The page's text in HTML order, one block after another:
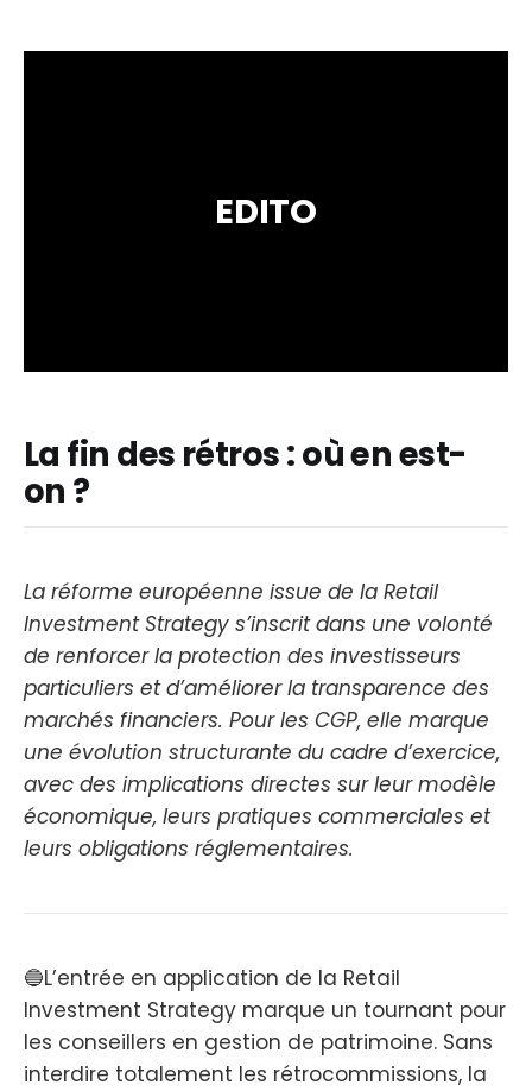
EDITO
La fin des rétros : où en est-
on ?
La réforme européenne issue de la Retail
Investment Strategy s’inscrit dans une volonté
de renforcer la protection des investisseurs
particuliers et d’améliorer la transparence des
marchés financiers. Pour les CGP, elle marque
une évolution structurante du cadre d’exercice,
avec des implications directes sur leur modèle
économique, leurs pratiques commerciales et
leurs obligations réglementaires.
🔵L’entrée en application de la Retail
Investment Strategy marque un tournant pour
les conseillers en gestion de patrimoine. Sans
interdire totalement les rétrocommissions, la